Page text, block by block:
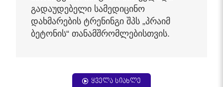
გადაუდებელი სამედიცინო
დახმარების ტრენინგი შპს „პრაიმ
ბეტონის“ თანამშრომლებისთვის.
ყველა სიახლე